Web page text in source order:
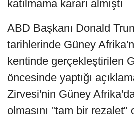
katılmama kararı almıştı
ABD Başkanı Donald
tarihlerinde Güney
kentinde gerçekleştirilen
öncesinde yaptığı
Zirvesi'nin Güney
olmasını "tam bir